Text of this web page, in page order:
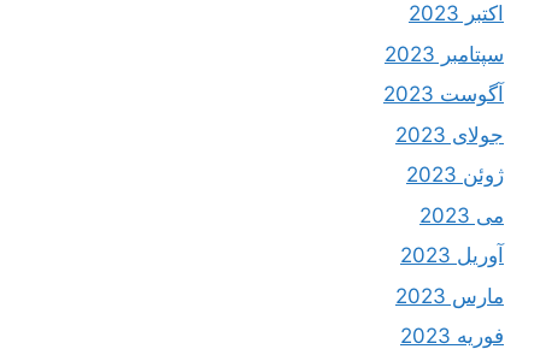
اکتبر 2023
سپتامبر 2023
آگوست 2023
جولای 2023
ژوئن 2023
می 2023
آوریل 2023
مارس 2023
فوریه 2023